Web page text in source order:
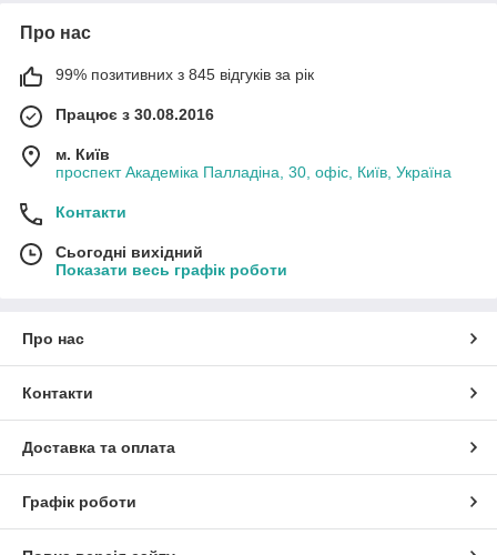
Про нас
99% позитивних з 845 відгуків за рік
Працює з 30.08.2016
м. Київ
проспект Академіка Палладіна, 30, офіс, Київ, Україна
Контакти
Сьогодні вихідний
Показати весь графік роботи
Про нас
Контакти
Доставка та оплата
Графік роботи